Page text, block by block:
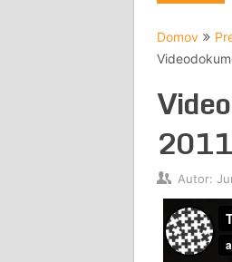
Domov
2011
Autor: